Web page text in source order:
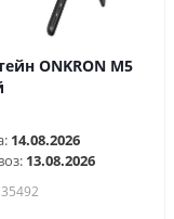
ONKRON M5
14.08.2026
13.08.2026